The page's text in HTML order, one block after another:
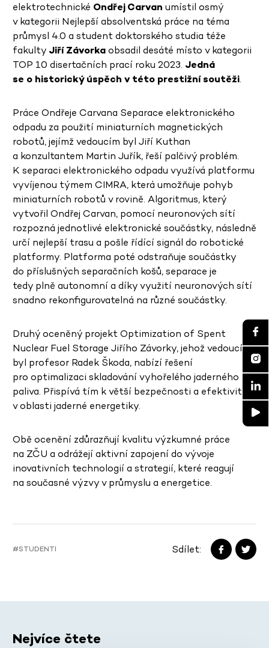
elektrotechnické Ondřej Carvan umístil osmý
v kategorii Nejlepší absolventská práce na téma
průmysl 4.0 a student doktorského studia téže
fakulty Jiří Závorkaobsadil desáté místo v kategorii
TOP 10 disertačních prací roku 2023. Jedná
se o historický úspěch v této prestižní soutěži.
Práce Ondřeje Carvana Separace elektronického
odpadu za použití miniaturních magnetických
robotů, jejímž vedoucím byl Jiří Kuthan
a konzultantem Martin Juřík, řeší palčivý problém.
K separaci elektronického odpadu využívá platformu
vyvíjenou týmem CIMRA, která umožňuje pohyb
miniaturních robotů v rovině. Algoritmus, který
vytvořil Ondřej Carvan, pomocí neuronových sítí
rozpozná jednotlivé elektronické součástky, následně
určí nejlepší trasu a pošle řídící signál do robotické
platformy. Platforma poté odstraňuje součástky
do příslušných separačních košů, separace je
tedy plně autonomní a díky využití neuronových sítí
snadno rekonfigurovatelná na různé součástky.
Druhý oceněný projekt Optimization of Spent
Nuclear Fuel Storage Jiřího Závorky, jehož vedoucím
byl profesor Radek Škoda, nabízí řešení
pro optimalizaci skladování vyhořelého jaderného
paliva. Přispívá tím k větší bezpečnosti a efektivitě
v oblasti jaderné energetiky.
Obě ocenění zdůrazňují kvalitu výzkumné práce
na ZČU a odrážejí aktivní zapojení do vývoje
inovativních technologií a strategií, které reagují
na současné výzvy v průmyslu a energetice.
#STUDENTI Sdílet:
Nejvíce čtete